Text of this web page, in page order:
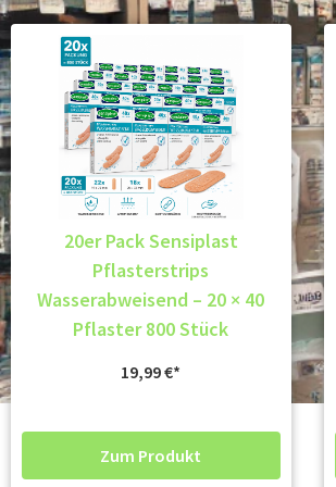
20er Pack Sensiplast
Pflasterstrips
Wasserabweisend – 20 × 40
Pflaster 800 Stück
19,99€
Zum Produkt